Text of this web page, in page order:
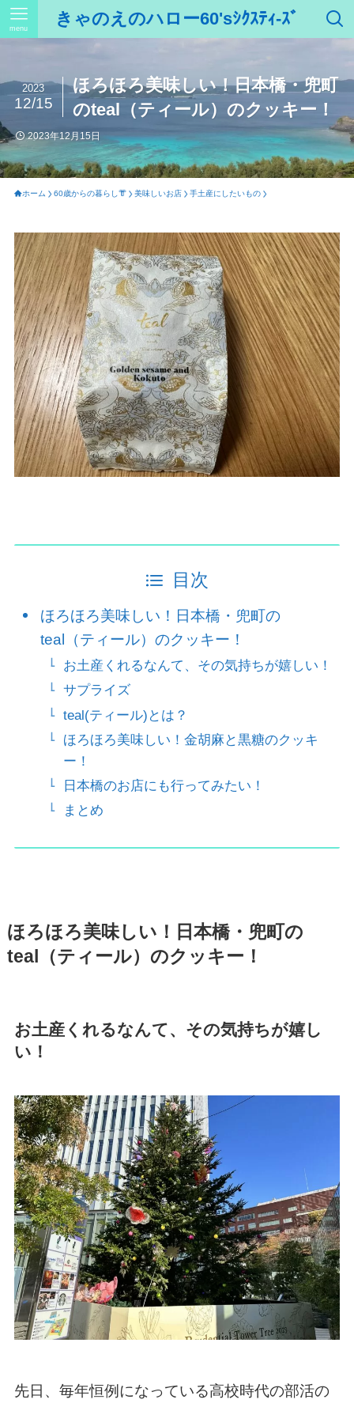
きゃのえのハロー60'sｼｸｽﾃｨ-ｽﾞ
menu
ほろほろ美味しい！日本橋・兜町
のteal（ティール）のクッキー！
2023
12/15
2023年12月15日
ホーム 60歳からの暮らし👘 美味しいお店 手土産にしたいもの
目次
ほろほろ美味しい！日本橋・兜町の
teal（ティール）のクッキー！
お土産くれるなんて、その気持ちが嬉しい！
サプライズ
teal(ティール)とは？
ほろほろ美味しい！金胡麻と黒糖のクッキ
ー！
日本橋のお店にも行ってみたい！
まとめ
ほろほろ美味しい！日本橋・兜町の
teal（ティール）のクッキー！
お土産くれるなんて、その気持ちが嬉し
い！
先日、毎年恒例になっている高校時代の部活の